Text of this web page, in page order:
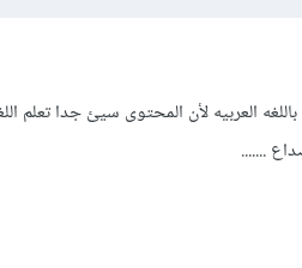
العربيه لأن المحتوى سيئ جدا تعلم
.......